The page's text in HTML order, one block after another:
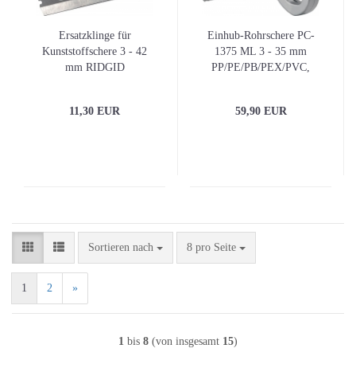
Ersatzklinge für
Kunststoffschere 3 - 42
mm RIDGID
11,30 EUR
Einhub-Rohrschere PC-
1375 ML 3 - 35 mm
PP/PE/PB/PEX/PVC,
59,90 EUR
Sortieren nach
Sortieren nach 8 pro Seite
pro Seite
1 2 »
1 bis 8 (von insgesamt 15)